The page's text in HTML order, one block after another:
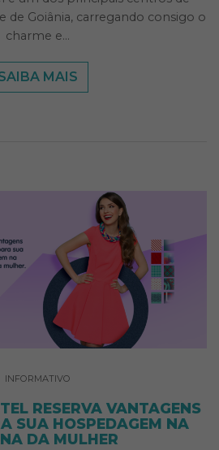
de Goiânia, carregando consigo o
charme e…
MAIS
INFORMATIVO
RESERVA VANTAGENS
SUA HOSPEDAGEM NA
DA MULHER